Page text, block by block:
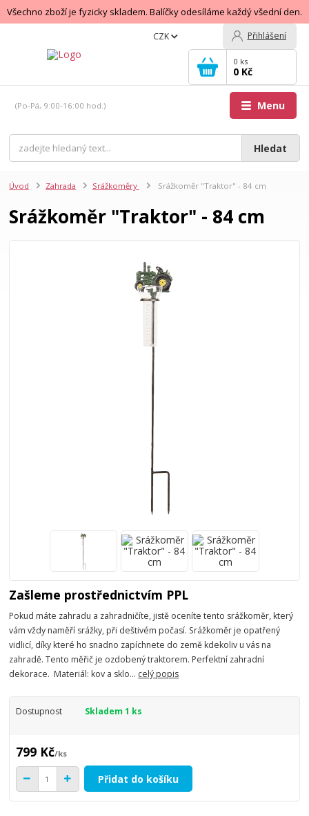
Všechno zboží je fyzicky skladem. Balíčky odesíláme každý všední den.
Menu
CZK Přihlášení
Hledat
(Po-Pá, 9:00-16:00 hod.)
0 ks
0 Kč
Úvod Zahrada Srážkoměry Srážkoměr "Traktor" - 84 cm
Srážkoměr "Traktor" - 84 cm
Zašleme prostřednictvím PPL
Pokud máte zahradu a zahradničíte, jistě oceníte tento srážkoměr, který
vám vždy naměří srážky, při deštivém počasí. Srážkoměr je opatřený
vidlicí, díky které ho snadno zapíchnete do země kdekoliv u vás na
zahradě. Tento měřič je ozdobený traktorem. Perfektní zahradní
dekorace. Materiál: kov a sklo... celý popis
Dostupnost Skladem 1 ks
799 Kč/ks
Přidat do košíku